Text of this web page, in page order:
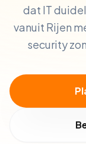
dat IT
vanuit Rijen
security